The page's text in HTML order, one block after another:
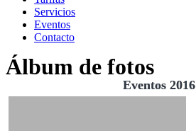
Servicios
Eventos
Contacto
Álbum de fotos
Eventos 2016